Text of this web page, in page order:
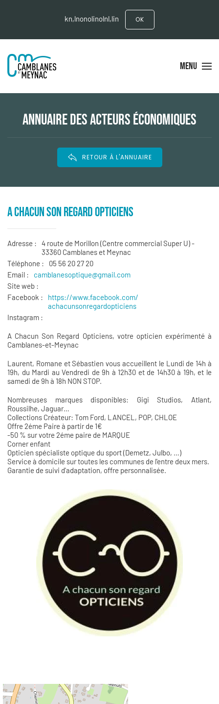
kn,lnonolinolnl,lin OK
MENU
ANNUAIRE DES ACTEURS ÉCONOMIQUES
RETOUR À L'ANNUAIRE
A CHACUN SON REGARD OPTICIENS
Adresse :
4 route de Morillon (Centre commercial Super U) -
33360 Camblanes et Meynac
Téléphone :
05 56 20 27 20
Email :
camblanesoptique@gmail.com
Site web :
Facebook :
https://www.facebook.com/
achacunsonregardopticiens
Instagram :
A Chacun Son Regard Opticiens, votre opticien expérimenté à
Camblanes-et-Meynac
Laurent, Romane et Sébastien vous accueillent le Lundi de 14h à
19h, du Mardi au Vendredi de 9h à 12h30 et de 14h30 à 19h, et le
samedi de 9h à 18h NON STOP.
Nombreuses marques disponibles: Gigi Studios, Atlant,
Roussilhe, Jaguar…
Collections Créateur: Tom Ford, LANCEL, POP, CHLOE
Offre 2éme Paire à partir de 1€
-50 % sur votre 2éme paire de MARQUE
Corner enfant
Opticien spécialiste optique du sport (Demetz, Julbo, …)
Service à domicile sur toutes les communes de l'entre deux mers.
Garantie de suivi d'adaptation, offre personnalisée.